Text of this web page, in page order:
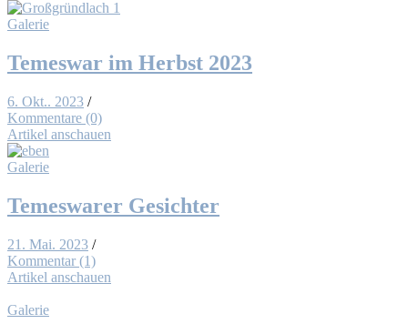
Galerie
Te­mes­war im Herbst 2023
6. Okt.. 2023 /
Kommentare (0)
Artikel anschauen
Galerie
Te­mes­wa­rer Ge­sich­ter
21. Mai. 2023 /
Kommentar (1)
Artikel anschauen
Galerie